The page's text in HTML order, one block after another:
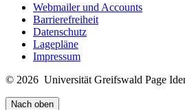
Webmailer und Accounts
Barrierefreiheit
Datenschutz
Lagepläne
Impressum
© 2026 Universität Greifswald Page
Nach oben